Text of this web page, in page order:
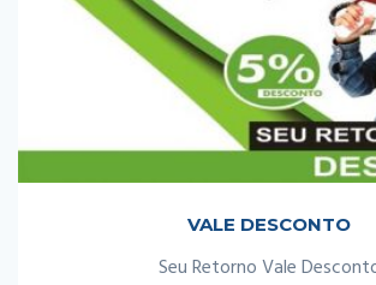
VALE DESCONTO
Seu Retorno Vale